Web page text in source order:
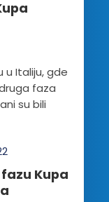
Italiju, gde
faza
su bili
Kupa